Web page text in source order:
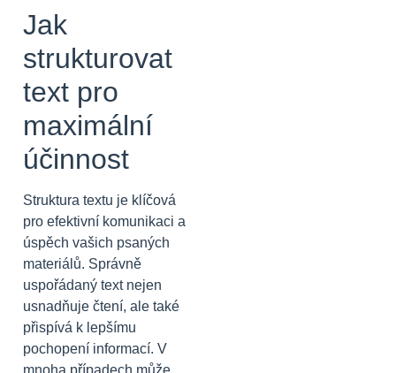
Jak
strukturovat
text pro
maximální
účinnost
Struktura textu je klíčová
pro efektivní komunikaci a
úspěch vašich psaných
materiálů. Správně
uspořádaný text nejen
usnadňuje čtení, ale také
přispívá k lepšímu
pochopení informací. V